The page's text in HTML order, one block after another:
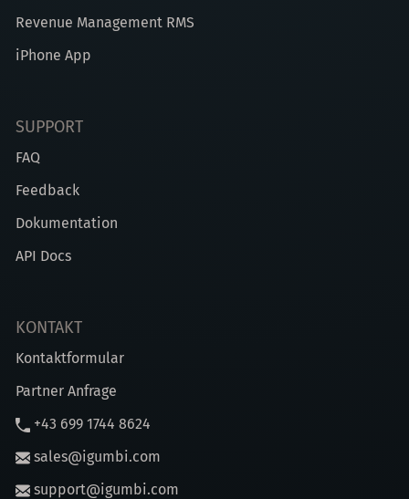
Revenue Management RMS
iPhone App
SUPPORT
FAQ
Feedback
Dokumentation
API Docs
KONTAKT
Kontaktformular
Partner Anfrage
+43 699 1744 8624
sales@igumbi.com
support@igumbi.com